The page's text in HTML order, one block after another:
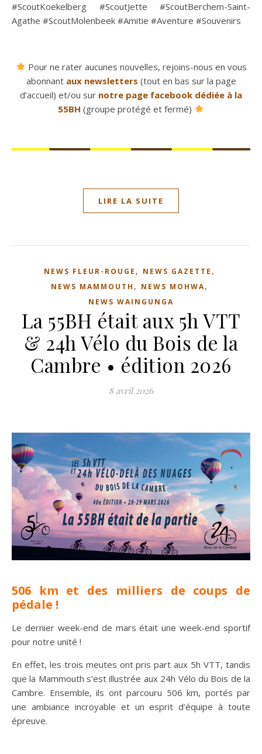
#ScoutKoekelberg #ScoutJette #ScoutBerchem-Saint-
Agathe #ScoutMolenbeek #Amitie #Aventure #Souvenirs
Pour ne rater aucunes nouvelles, rejoins-nous en vous
abonnant aux newsletters (tout en bas sur la page
d’accueil) et/ou sur notre page facebook dédiée à la
55BH (groupe protégé et fermé)
LIRE LA SUITE
NEWS FLEUR-ROUGE , NEWS GAZETTE ,
NEWS MAMMOUTH , NEWS MOHWA,
NEWS WAINGUNGA
La 55BH était aux 5h VTT
& 24h Vélo du Bois de la
Cambre • édition 2026
8 avril 2026
506 km et des milliers de coups de
pédale !
Le dernier week-end de mars était une week-end sportif
pour notre unité !
En effet, les trois meutes ont pris part aux 5h VTT, tandis
que la Mammouth s’est illustrée aux 24h Vélo du Bois de la
Cambre. Ensemble, ils ont parcouru 506 km, portés par
une ambiance incroyable et un esprit d’équipe à toute
épreuve.